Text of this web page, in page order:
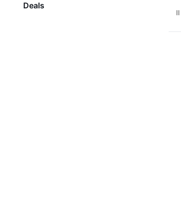
Deals